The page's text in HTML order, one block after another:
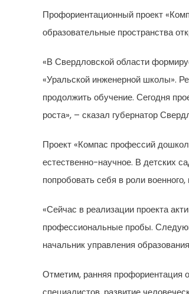
Профориентационный проект
образовательные пространства
«В Свердловской области
«Уральской инженерной школы».
продолжить обучение. Сегодня
роста», – сказал губернатор
Проект «Компас профессий
естественно-научное. В детских
попробовать себя в роли
«Сейчас в реализации проекта
профессиональные пробы.
начальник управления
Отметим, ранняя профориентация